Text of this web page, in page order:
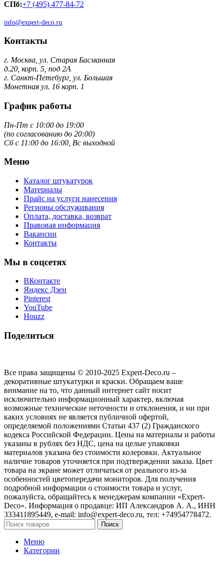
СПб:+7 (495) 477-84-72
info@expert-deco.ru
Контакты
г. Москва, ул. Старая Басманная
д.20, корп. 5, под 2А
г. Санкт-Петебург, ул. Большая
Монетная ул. 16 корп. 1
График работы
Пн-Пт с 10:00 до 19:00
(по согласованию до 20:00)
Сб с 11:00 до 16:00, Вс выходной
Меню
Каталог штукатурок
Материалы
Прайс на услуги нанесения
Регионы обслуживания
Оплата, доставка, возврат
Правовая информация
Вакансии
Контакты
Мы в соцсетях
ВКонтакте
Яндекс Дзен
Pinterest
YouTube
Houzz
Поделиться
Все права защищены © 2010-2025 Expert-Deco.ru –
декоративные штукатурки и краски. Обращаем ваше
внимание на то, что данный интернет сайт носит
исключительно информационный характер, включая
возможные технические неточности и отклонения, и ни при
каких условиях не является публичной офертой,
определяемой положениями Статьи 437 (2) Гражданского
кодекса Российской Федерации. Цены на материалы и работы
указаны в рублях без НДС, цена на целые упаковки
материалов указана без стоимости колеровки. Актуальное
наличие товаров уточняется при подтверждении заказа. Цвет
товара на экране может отличаться от реального из‑за
особенностей цветопередачи мониторов. Для получения
подробной информации о стоимости товара и услуг,
пожалуйста, обращайтесь к менеджерам компании «Expert-
Deco». Информация о продавце: ИП Александров А. А., ИНН
333411895449, e-mail: info@expert-deco.ru, тел: +74954778472.
Поиск
Меню
Категории